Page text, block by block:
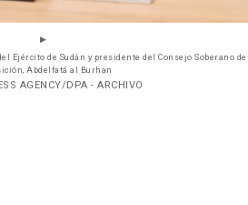
Ejército de Sudán y presidente del Consejo Soberano de
Abdelfatá al Burhan
AGENCY/DPA - ARCHIVO